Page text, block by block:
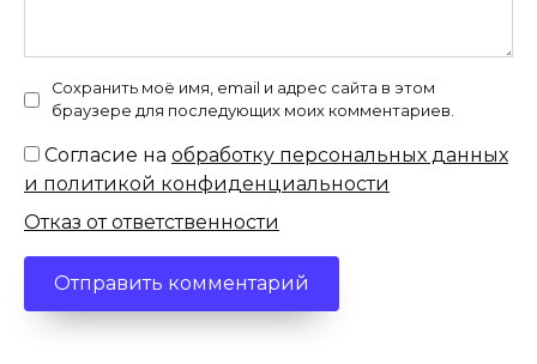
Сохранить моё имя, email и адрес сайта в этом
браузере для последующих моих комментариев.
Согласие на обработку персональных данных
и политикой конфиденциальности
Отказ от ответственности